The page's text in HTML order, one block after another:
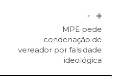
O email
>
MPE pede
condenação de
vereador por falsidade
ideológica